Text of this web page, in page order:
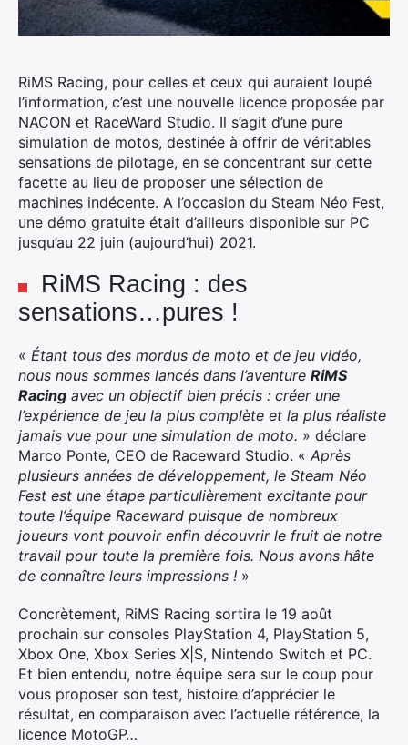
RiMS Racing, pour celles et ceux qui auraient loupé
l’information, c’est une nouvelle licence proposée par
NACON et RaceWard Studio. Il s’agit d’une pure
simulation de motos, destinée à offrir de véritables
sensations de pilotage, en se concentrant sur cette
facette au lieu de proposer une sélection de
machines indécente. A l’occasion du Steam Néo Fest,
une démo gratuite était d’ailleurs disponible sur PC
jusqu’au 22 juin (aujourd’hui) 2021.
RiMS Racing : des
sensations…pures !
« Étant tous des mordus de moto et de jeu vidéo,
nous nous sommes lancés dans l’aventure RiMS
Racing avec un objectif bien précis : créer une
l’expérience de jeu la plus complète et la plus réaliste
jamais vue pour une simulation de moto. » déclare
Marco Ponte, CEO de Raceward Studio. « Après
plusieurs années de développement, le Steam Néo
Fest est une étape particulièrement excitante pour
toute l’équipe Raceward puisque de nombreux
joueurs vont pouvoir enfin découvrir le fruit de notre
travail pour toute la première fois. Nous avons hâte
de connaître leurs impressions ! »
Concrètement, RiMS Racing sortira le 19 août
prochain sur consoles PlayStation 4, PlayStation 5,
Xbox One, Xbox Series X|S, Nintendo Switch et PC.
Et bien entendu, notre équipe sera sur le coup pour
vous proposer son test, histoire d’apprécier le
résultat, en comparaison avec l’actuelle référence, la
licence MotoGP…